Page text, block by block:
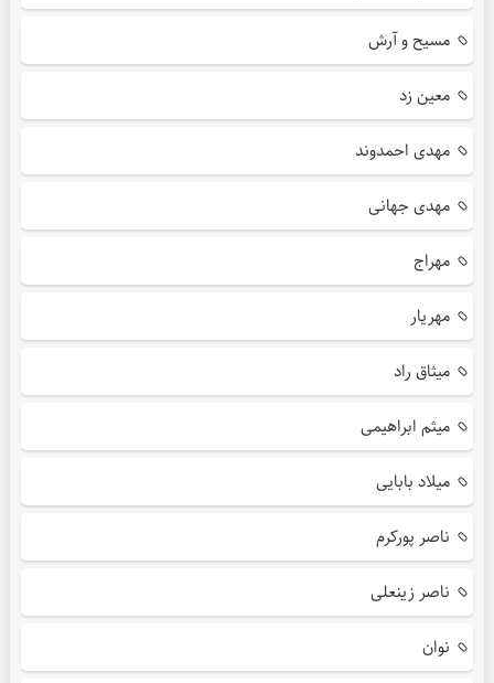
مسیح و آرش
معین زد
مهدی احمدوند
مهدی جهانی
مهراج
مهریار
میثاق راد
میثم ابراهیمی
میلاد بابایی
ناصر پورکرم
ناصر زینعلی
نوان